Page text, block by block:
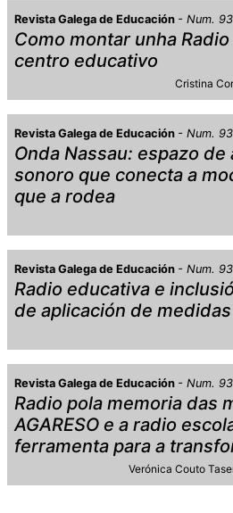
Revista Galega de Educación Num.
Como montar unha
centro educativo
Cristina
Revista Galega de Educación Num.
Onda Nassau: espazo
sonoro que conecta a
que a rodea
Revista Galega de Educación Num.
Radio educativa e
de aplicación de
Revista Galega de Educación Num.
Radio pola memoria das
AGARESO e a radio
ferramenta para a
Verónica Couto